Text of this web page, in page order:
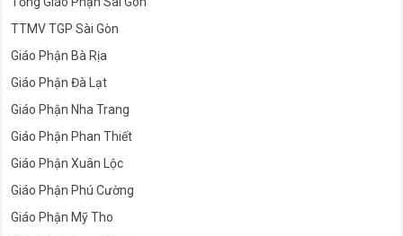
TTMV TGP Sài Gòn
Giáo Phận Bà Rịa
Giáo Phận Đà Lạt
Giáo Phận Nha Trang
Giáo Phận Phan Thiết
Giáo Phận Xuân Lộc
Giáo Phận Phú Cường
Giáo Phận Mỹ Tho